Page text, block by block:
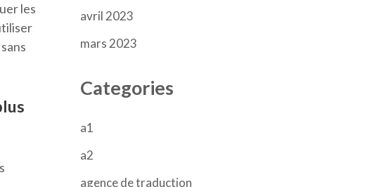
les
avril 2023
mars 2023
Categories
a1
a2
agence de traduction